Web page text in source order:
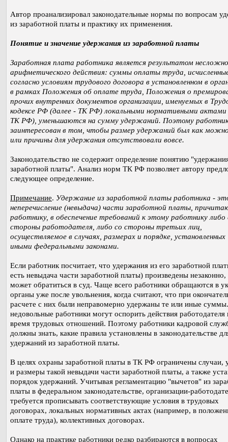
Автор проанализировал законодательные нормы по вопросам
из заработной платы и практику их применения.
Понятие и значение удержания из заработной платы
Заработная плата работника является результатом
арифметического действия: суммы оплаты труда,
согласно условиям трудового договора в установленном в
в рамках Положения об оплате труда, Положения о
прочих внутренних документов организации, именуемых в
кодексе РФ (далее - ТК РФ) локальными нормативными
ТК РФ), уменьшаются на сумму удержаний. Поэтому
заинтересован в том, чтобы размер удержаний был как
или причины для удержания отсутствовали вовсе.
Законодательство не содержит определение понятию
заработной платы". Анализ норм ТК РФ позволяет автору
следующее определение.
Примечание. Удержание из заработной платы работника -
неперечисление (невыдача) части заработной платы,
работнику, в обеспечение требований к этому работнику либо
стороны работодателя, либо со стороны третьих лиц,
осуществляемое в случаях, размерах и порядке,
иными федеральными законами.
Если работник посчитает, что удержания из его заработной
есть невыдача части заработной платы) произведены незаконно,
может обратиться в суд. Чаще всего работники обращаются в
органы уже после увольнения, когда считают, что при
расчете с них были неправомерно удержаны те или иные
недовольные работники могут оспорить действия работодателя
время трудовых отношений. Поэтому работники кадровой
должны знать, какие правила установлены в законодательстве
удержаний из заработной платы.
В целях охраны заработной платы в ТК РФ ограничены случаи,
и размеры такой невыдачи части заработной платы, а также
порядок удержаний. Учитывая регламентацию "вычетов" из
платы в федеральном законодательстве, организации-
требуется прописывать соответствующие условия в трудовых
договорах, локальных нормативных актах (например, в
оплате труда), коллективных договорах.
Однако на практике работники редко разбираются в вопросах